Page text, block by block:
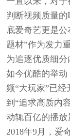
判断视频质量
底爱奇艺更是公
题材”作为发力
为追逐优质细分
如今优酷的举
频“大玩家”已
到“追求高质内
动辄百亿的播放
2018年9月，爱